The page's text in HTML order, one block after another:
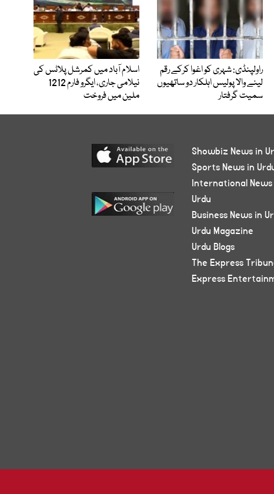
راولپنڈی: شہری کو اغوا کرکے رقم
لینے والا پولیس اہلکار دو ساتھیوں
سمیت گرفتار
اسلام آباد میں کمرشل پلاٹس کی
نیلامی جاری، ایگرو فارم 1212
ملین میں فروخت
Showbiz News in
Sports News in
International
Urdu
Business News in
Urdu Magazine
Urdu Blogs
The Express
Express